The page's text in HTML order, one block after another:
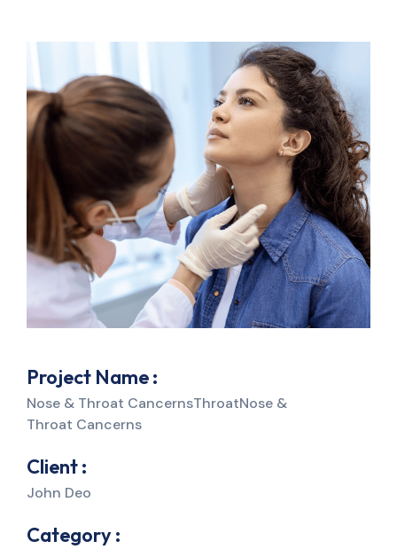
Project Name :
Nose & Throat CancernsThroatNose &
Throat Cancerns
Client :
John Deo
Category :